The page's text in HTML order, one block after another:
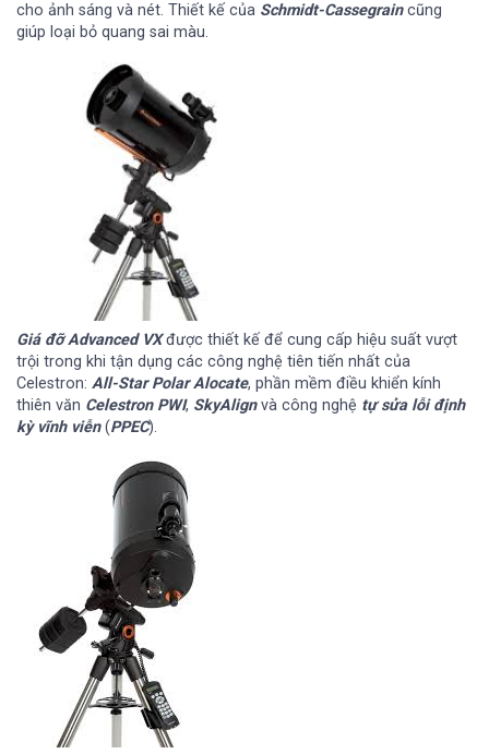
cho ảnh sáng và nét. Thiết kế của Schmidt-Cassegraincũng
giúp loại bỏ quang sai màu.
Giá đỡ Advanced VX được thiết kế để cung cấp hiệu suất vượt
trội trong khi tận dụng các công nghệ tiên tiến nhất của
Celestron: All-Star Polar Alocate, phần mềm điều khiển kính
thiên văn Celestron PWI, SkyAlignvà công nghệ tự sửa lỗi định
kỳ vĩnh viễn(PPEC).